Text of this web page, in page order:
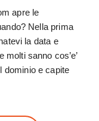
apre le
Nella prima
la data e
sanno cos’e’
dominio e capite